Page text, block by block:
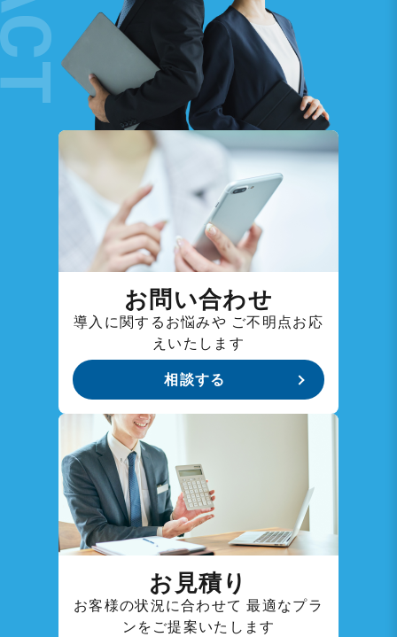
お問い合わせ
導入に関するお悩みや ご不明点お応
えいたします
相談する
お見積り
お客様の状況に合わせて 最適なプラ
ンをご提案いたします